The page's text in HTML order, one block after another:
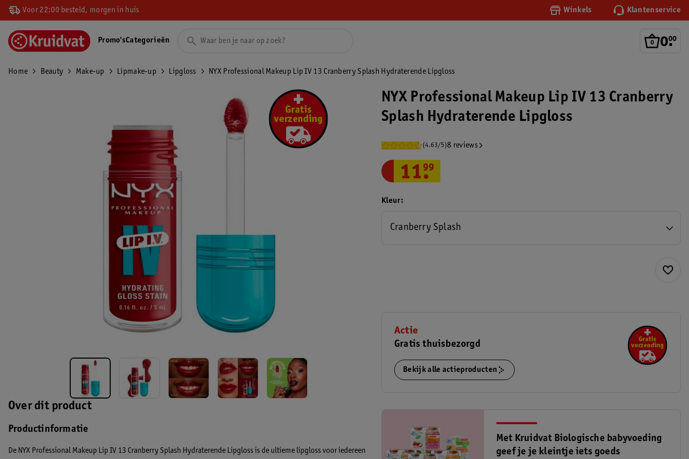
Voor 22:00 besteld, morgen in huis Winkels Klantenservice
0.
00
Promo'sCategorieën
Home Beauty Make-up Lipmake-up Lipgloss NYX Professional Makeup Lip IV 13 Cranberry Splash Hydraterende Lipgloss
Over dit product
Productinformatie
De NYX Professional Makeup Lip IV 13 Cranberry Splash Hydraterende Lipgloss is de ultieme lipgloss voor iedereen
NYX Professional Makeup Lip IV 13 Cranberry
Splash Hydraterende Lipgloss
(4.63/5)8 reviews
11.
99
Kleur
Cranberry Splash
Actie
Gratis thuisbezorgd
Bekijk alle actieproducten
Met Kruidvat Biologische babyvoeding
geef je je kleintje iets goeds